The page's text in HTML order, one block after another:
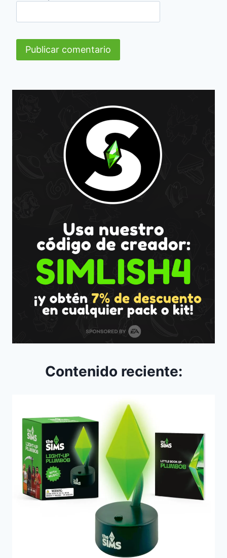
Contenido reciente: